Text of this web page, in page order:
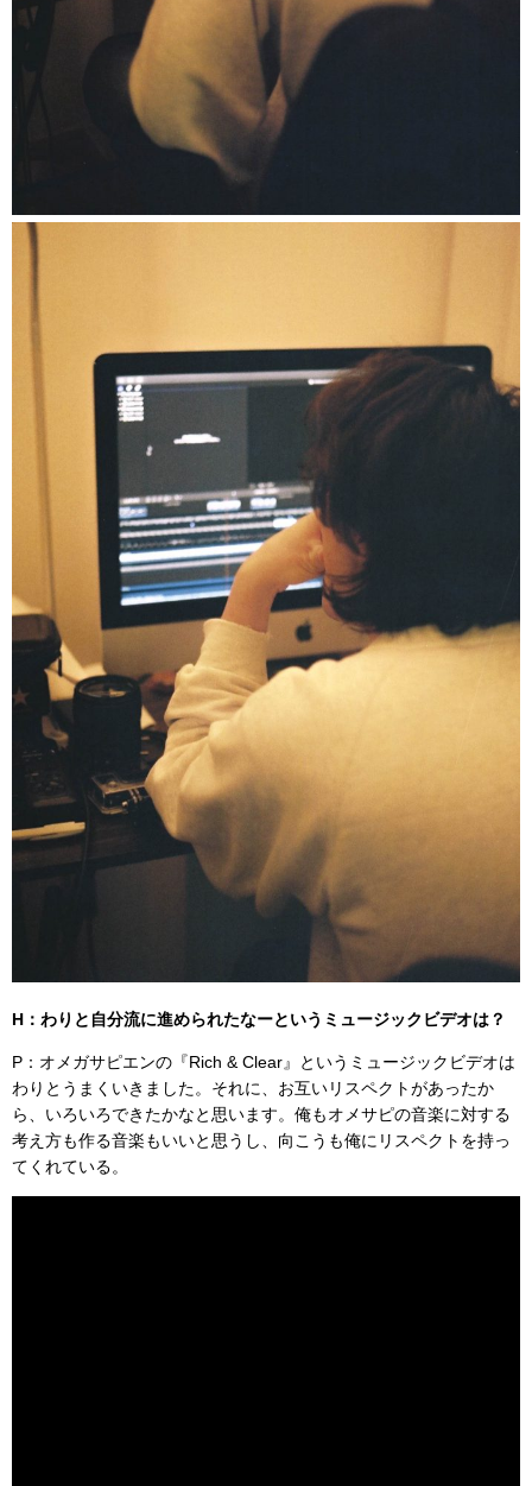
H：わりと自分流に進められたなーというミュージックビデオは？
P：オメガサピエンの『Rich & Clear』というミュージックビデオは
わりとうまくいきました。それに、お互いリスペクトがあったか
ら、いろいろできたかなと思います。俺もオメサピの音楽に対する
考え方も作る音楽もいいと思うし、向こうも俺にリスペクトを持っ
てくれている。